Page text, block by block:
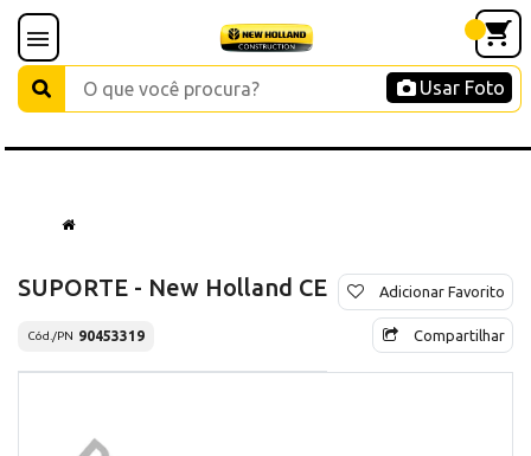
Usar Foto
SUPORTE - New Holland CE
Cód./PN 90453319
Adicionar Favorito
Compartilhar